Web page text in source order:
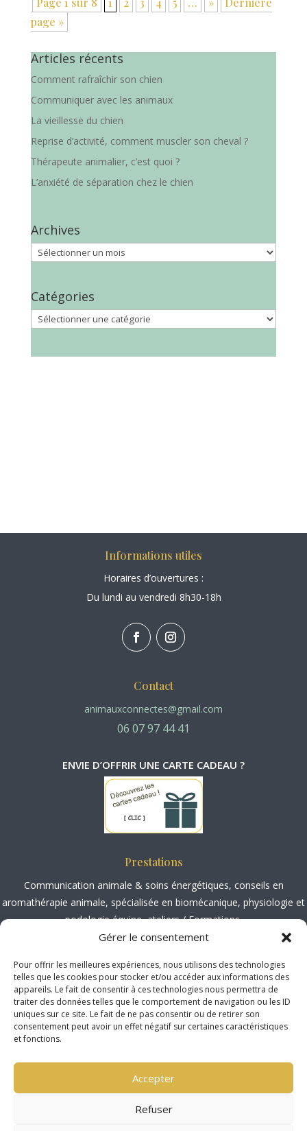
Gérer le consentement
Pour offrir les meilleures expériences, nous utilisons des technologies
telles que les cookies pour stocker et/ou accéder aux informations des
appareils. Le fait de consentir à ces technologies nous permettra de
traiter des données telles que le comportement de navigation ou les ID
uniques sur ce site. Le fait de ne pas consentir ou de retirer son
consentement peut avoir un effet négatif sur certaines caractéristiques
et fonctions.
Accepter
Refuser
page »
Articles récents
Comment rafraîchir son chien
Communiquer avec les animaux
La vieillesse du chien
Reprise d’activité, comment muscler son cheval ?
Thérapeute animalier, c’est quoi ?
L’anxiété de séparation chez le chien
Archives
Archives
Catégories
Catégories
Informations utiles
Horaires d’ouvertures :
Du lundi au vendredi 8h30-18h
Contact
animauxconnectes@gmail.com
06 07 97 44 41
ENVIE D’OFFRIR UNE CARTE CADEAU ?
Prestations
Communication animale & soins énergétiques, conseils en
aromathérapie animale, spécialisée en biomécanique, physiologie et
podologie équine,ateliers / Formations.
http://www.mediateur-consommation-smp.fr
2 Rue Marc Sangnier, 33130 Bègles
Localisation
Concernant la Marne, la Haute-Marne et l’Yonne, je dois organiser
des tournées ( 3 animaux minimum )
Séances et formations possibles en Isère, date à convenir ensemble.